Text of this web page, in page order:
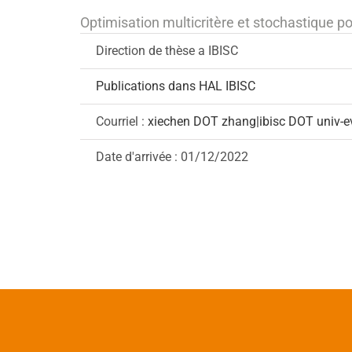
Optimisation multicritère et stochastique
Direction de thèse a IBISC
Publications dans HAL IBISC
Courriel : xiechen DOT zhang|ibisc DOT univ-
Date d'arrivée : 01/12/2022